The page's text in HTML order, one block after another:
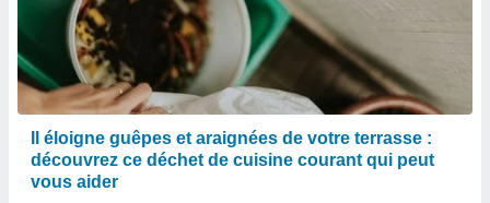
Il éloigne guêpes et araignées de votre terrasse :
découvrez ce déchet de cuisine courant qui peut
vous aider